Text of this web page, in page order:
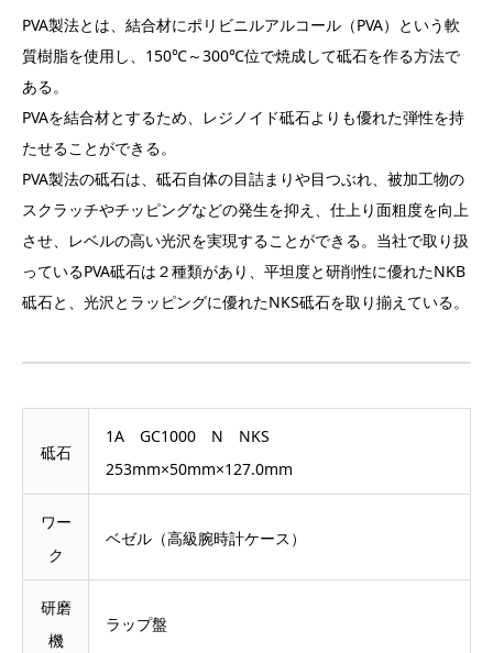
PVA製法とは、結合材にポリビニルアルコール（PVA）という軟
質樹脂を使用し、150℃～300℃位で焼成して砥石を作る方法で
ある。
PVAを結合材とするため、レジノイド砥石よりも優れた弾性を持
たせることができる。
PVA製法の砥石は、砥石自体の目詰まりや目つぶれ、被加工物の
スクラッチやチッピングなどの発生を抑え、仕上り面粗度を向上
させ、レベルの高い光沢を実現することができる。当社で取り扱
っているPVA砥石は２種類があり、平坦度と研削性に優れたNKB
砥石と、光沢とラッピングに優れたNKS砥石を取り揃えている。
砥石
1A GC1000 N NKS
253mm×50mm×127.0mm
ワー
ク
ベゼル（高級腕時計ケース）
研磨
機
ラップ盤